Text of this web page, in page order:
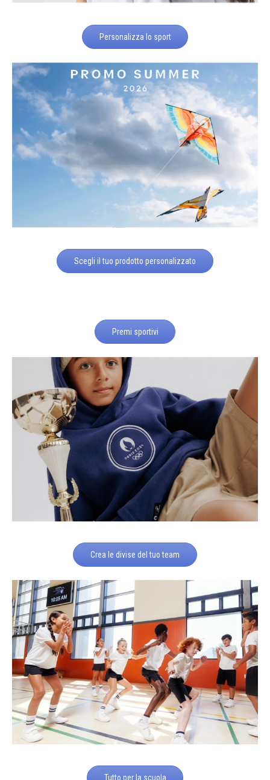
Personalizza lo sport
Scegli il tuo prodotto personalizzato
Premi sportivi
Crea le divise del tuo team
Tutto per la scuola